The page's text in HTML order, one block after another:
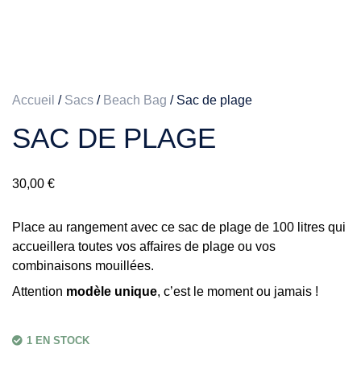
Accueil / Sacs / Beach Bag / Sac de plage
SAC DE PLAGE
30,00 €
Place au rangement avec ce sac de plage de 100 litres qui
accueillera toutes vos affaires de plage ou vos
combinaisons mouillées.
Attention modèle unique, c’est le moment ou jamais !
1 EN STOCK